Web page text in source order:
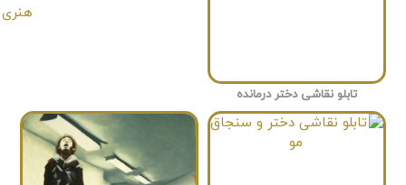
تابلو نقاشی دختر درمانده